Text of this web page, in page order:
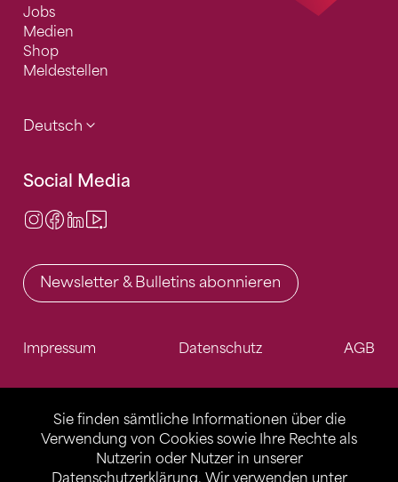
Sie finden sämtliche Informationen über die
Verwendung von Cookies sowie Ihre Rechte als
Nutzerin oder Nutzer in unserer
Datenschutzerklärung. Wir verwenden unter
Jobs
Medien
Shop
Meldestellen
Deutsch
Social Media
Instagram
Facebook
LinkedIn
Newsletter & Bulletins abonnieren
Impressum Datenschutz AGB